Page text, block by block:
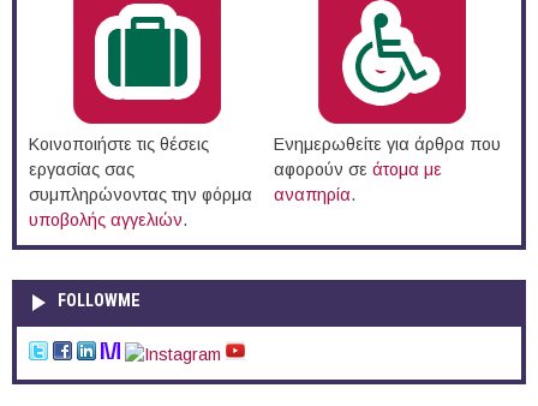
Κοινοποιήστε τις θέσεις
εργασίας σας
συμπληρώνοντας την φόρμα
υποβολής αγγελιών.
Ενημερωθείτε για άρθρα που
αφορούν σε άτομα με
αναπηρία.
FOLLOWME